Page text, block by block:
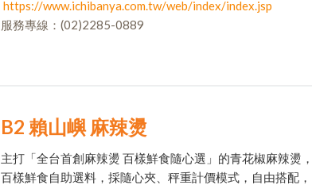
https://www.ichibanya.com.tw/web/index/index.jsp
服務專線：(02)2285-0889
B2 賴山嶼 麻辣燙
主打「全台首創麻辣燙 百樣鮮食隨心選」的青花椒麻辣燙，
百樣鮮食自助選料，採隨心夾、秤重計價模式，自由搭配，